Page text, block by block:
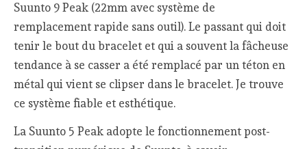
Suunto 9 Peak (22mm avec système de
remplacement rapide sans outil). Le passant qui doit
tenir le bout du bracelet et qui a souvent la fâcheuse
tendance à se casser a été remplacé par un téton en
métal qui vient se clipser dans le bracelet. Je trouve
ce système fiable et esthétique.
La Suunto 5 Peak adopte le fonctionnement post-